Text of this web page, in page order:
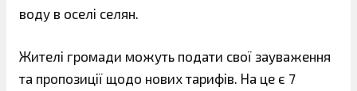
воду в оселі селян.
Жителі громади можуть подати свої зауваження
та пропозиції щодо нових тарифів. На це є 7